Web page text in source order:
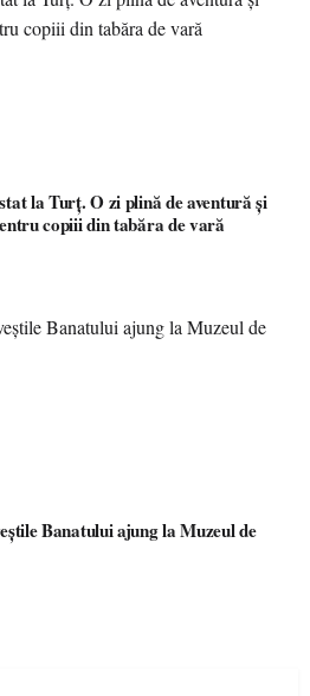
la Turț. O zi plină de aventură și
copiii din tabăra de vară
Banatului ajung la Muzeul de